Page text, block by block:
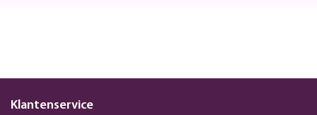
Klantenservice